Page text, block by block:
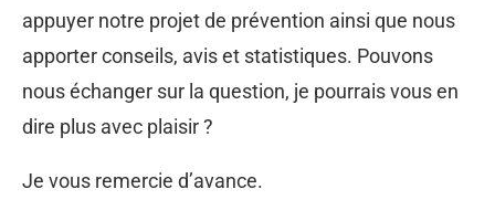
appuyer notre projet de prévention ainsi que nous
apporter conseils, avis et statistiques. Pouvons
nous échanger sur la question, je pourrais vous en
dire plus avec plaisir ?
Je vous remercie d’avance.